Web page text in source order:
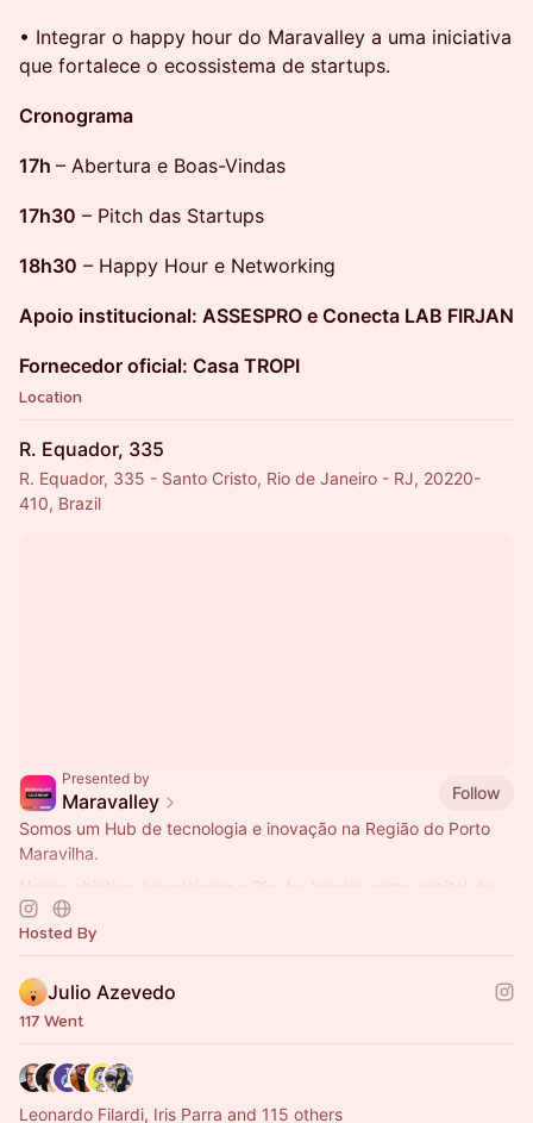
• Integrar o happy hour do Maravalley a uma iniciativa
que fortalece o ecossistema de startups.
Cronograma
17h – Abertura e Boas-Vindas
17h30 – Pitch das Startups
18h30 – Happy Hour e Networking
Apoio institucional: ASSESPRO e Conecta LAB FIRJAN
Fornecedor oficial: Casa TROPI
Location
R. Equador, 335
R. Equador, 335 - Santo Cristo, Rio de Janeiro - RJ, 20220-
410, Brazil
Presented by
Maravalley
Follow
Somos um Hub de tecnologia e inovação na Região do Porto
Maravilha.
Nosso objetivo é posicionar o Rio de Janeiro como capital da
inovação e tecnologia na América Latina.
Hosted By
Julio Azevedo
117 Went
Leonardo Filardi, Iris Parra and 115 others